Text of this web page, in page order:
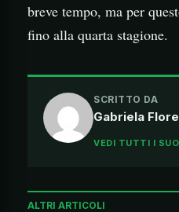
breve tempo, ma per
fino alla quarta stagione.
SCRITTO DA
Gabriela
VEDI TUTTI I
ALTRI ARTICOLI